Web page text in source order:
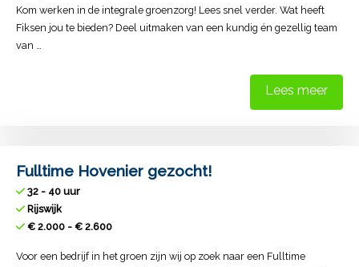
Kom werken in de integrale groenzorg! Lees snel verder. Wat heeft
Fiksen jou te bieden? Deel uitmaken van een kundig én gezellig team
van …
Lees meer
Fulltime Hovenier gezocht!
32 - 40 uur
Rijswijk
€ 2.000 - € 2.600
Voor een bedrijf in het groen zijn wij op zoek naar een Fulltime